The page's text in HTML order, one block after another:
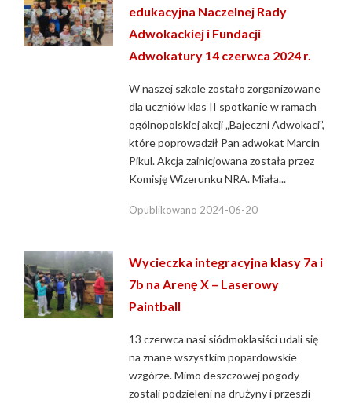
edukacyjna Naczelnej Rady
Adwokackiej i Fundacji
Adwokatury 14 czerwca 2024 r.
W naszej szkole zostało zorganizowane
dla uczniów klas II spotkanie w ramach
ogólnopolskiej akcji „Bajeczni Adwokaci”,
które poprowadził Pan adwokat Marcin
Pikul. Akcja zainicjowana została przez
Komisję Wizerunku NRA. Miała...
Opublikowano 2024-06-20
Wycieczka integracyjna klasy 7a i
7b na Arenę X – Laserowy
Paintball
13 czerwca nasi siódmoklasiści udali się
na znane wszystkim popardowskie
wzgórze. Mimo deszczowej pogody
zostali podzieleni na drużyny i przeszli